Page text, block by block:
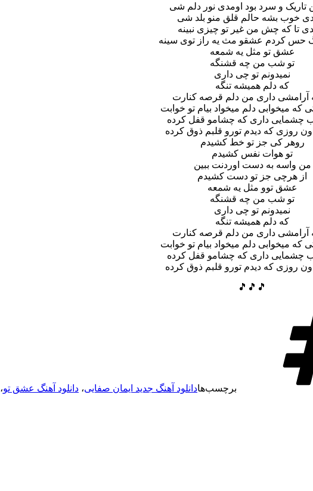
تاریک و‌ سرد‌ بود اومدی نور دلم شی
خوب بشه حالم قلق منو بلد شی
تا که چش من غیر تو چیزی نبینه
حس کردم عشقو مث یه راز توی سینه
عشق تو مثل یه شمعه
تو شب من چه قشنگه
نمیدونم تو چی داری
که دلم همیشه تنگه
آرامشی داری من دلم قرصه کنارت
که میخوابی دلم میخواد بیام تو خوابت
چشمایی داری که چشامو قفل کرده
روزی که دیدم تورو قلبم ذوق کرده
رو‌هر کی جز تو‌ خط کشیدم
تو‌ هوات نفس کشیدم
من واسه به دست اوردنت ببین
از هرچی جز تو دست کشیدم
عشق توو مثل یه شمعه
تو شب من چه قشنگه
نمیدونم تو چی داری
که دلم همیشه تنگه
آرامشی داری من دلم قرصه کنارت
که میخوابی دلم میخواد بیام تو خوابت
چشمایی داری که چشامو قفل کرده
روزی که دیدم تورو قلبم ذوق کرده
🎵🎵🎵
برچسب‌هادانلود آهنگ جدید ایمان صفایی، دانلود آهنگ عشق تو،